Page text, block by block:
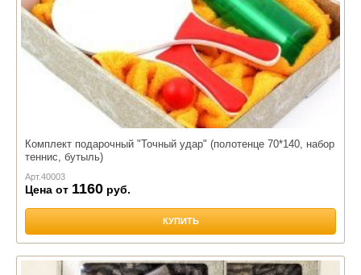
Комплект подарочный "Точный удар" (полотенце 70*140, набор
теннис, бутыль)
Арт.40003
Цена от 1160 руб.
КУПИТЬ